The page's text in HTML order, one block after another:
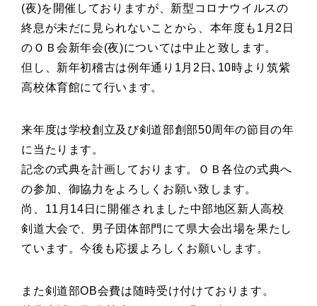
(夜)を開催しておりますが、新型コロナウイルスの
終息が未だに見られないことから、本年度も1月2日
のＯＢ会新年会(夜)については中止と致します。
但し、新年初稽古は例年通り1月2日､10時より筑紫
高校体育館にて行います。
来年度は学校創立及び剣道部創部50周年の節目の年
に当たります。
記念の式典を計画しております。ＯＢ各位の式典へ
の参加、御協力をよろしくお願い致します。
尚、11月14日に開催されました中部地区新人高校
剣道大会で、男子団体部門にて県大会出場を果たし
ています。今後も応援よろしくお願いします。
また剣道部OB会費は随時受け付けております。